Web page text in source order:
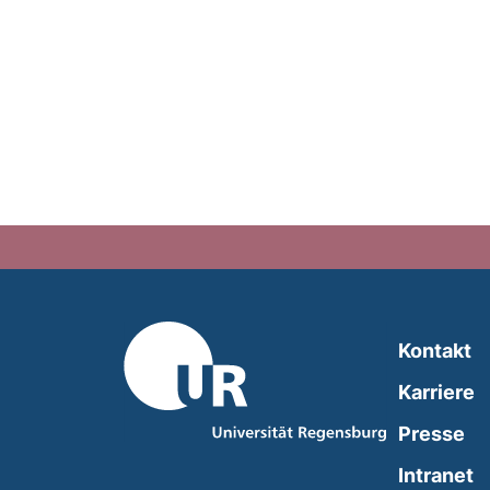
Kontakt
Karriere
Presse
Intranet